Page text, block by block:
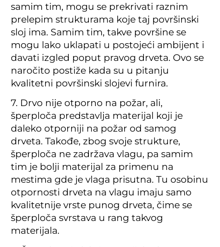
samim tim, mogu se prekrivati raznim
prelepim strukturama koje taj površinski
sloj ima. Samim tim, takve površine se
mogu lako uklapati u postojeći ambijent i
davati izgled poput pravog drveta. Ovo se
naročito postiže kada su u pitanju
kvalitetni površinski slojevi furnira.
7. Drvo nije otporno na požar, ali,
šperploča predstavlja materijal koji je
daleko otporniji na požar od samog
drveta. Takođe, zbog svoje strukture,
šperploča ne zadržava vlagu, pa samim
tim je bolji materijal za primenu na
mestima gde je vlaga prisutna. Tu osobinu
otpornosti drveta na vlagu imaju samo
kvalitetnije vrste punog drveta, čime se
šperploča svrstava u rang takvog
materijala.